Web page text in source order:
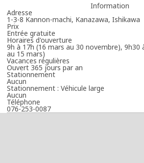
Information
Adresse
1-3-8 Kannon-machi, Kanazawa, Ishikawa
Prix
Entrée gratuite
Horaires d'ouverture
9h à 17h (16 mars au 30 novembre), 9h30
au 15 mars)
Vacances régulières
Ouvert 365 jours par an
Stationnement
Aucun
Stationnement : Véhicule large
Aucun
Téléphone
076-253-0087